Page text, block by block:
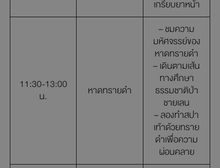
เกรียบยาหน้า
11:30-13:00
น.
หาดทรายดำ
– ชมความ
มหัศจรรย์ของ
หาดทรายดำ
– เดินตามเส้น
ทางศึกษา
ธรรมชาติป่า
ชายเลน
– ลองทำสปา
เท้าด้วยทราย
ดำเพื่อความ
ผ่อนคลาย